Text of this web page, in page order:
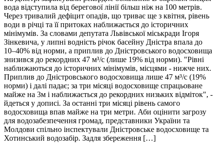
вода відступила від берегової лінії більш ніж на 100 метрів.
Через тривалий дефіцит опадів, що триває ще з квітня, рівень
води в річці та її притоках наближається до історичних
мінімумів. За словами депутата Львівської міськради Ігоря
Зінкевича, у липні водність річок басейну Дністра впала до
10–40% від норми, а приплив до Дністровського водосховища
знизився до рекордних 47 м³/с (лише 19% від норми). "Рівні
наближаються до історичних мінімумів, місцями - нижче них.
Приплив до Дністровського водосховища лише 47 м³/с (19%
норми) і далі падає; за три місяці водосховище спрацьоване
майже на 3м і наближається до рекордних низьких відміток", -
йдеться у дописі. За останні три місяці рівень самого
водосховища впав майже на три метри. Аби оцінити загрозу
для водозабезпечення громад, представники України та
Молдови спільно інспектували Дністровське водосховище та
Хотинський водозабір. Задля збереження […]